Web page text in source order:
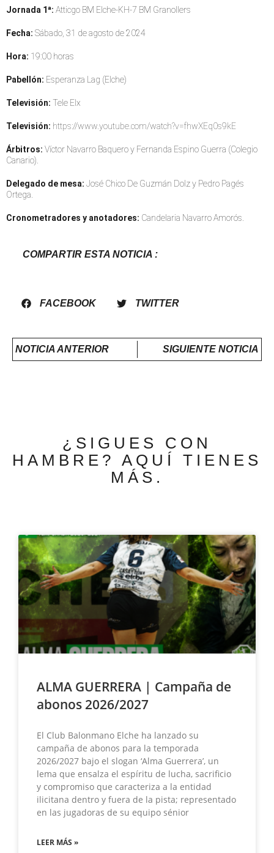
Jornada 1ª: Atticgo BM Elche-KH-7 BM Granollers
Fecha: Sábado, 31 de agosto de 2024
Hora: 19:00 horas
Pabellón: Esperanza Lag (Elche)
Televisión: Tele Elx
Televisión: https://www.youtube.com/watch?v=fhwXEq0s9kE
Árbitros: Víctor Navarro Baquero y Fernanda Espino Guerra (Colegio
Canario).
Delegado de mesa: José Chico De Guzmán Dolz y Pedro Pagés
Ortega.
Cronometradores y anotadores: Candelaria Navarro Amorós.
COMPARTIR ESTA NOTICIA :
FACEBOOK TWITTER
NOTICIA ANTERIOR SIGUIENTE NOTICIA
¿SIGUES CON
HAMBRE? AQUÍ TIENES
MÁS.
ALMA GUERRERA | Campaña de
abonos 2026/2027
El Club Balonmano Elche ha lanzado su
campaña de abonos para la temporada
2026/2027 bajo el slogan ‘Alma Guerrera’, un
lema que ensalza el espíritu de lucha, sacrificio
y compromiso que caracteriza a la entidad
ilicitana dentro y fuera de la pista; representado
en las jugadoras de su equipo sénior
LEER MÁS »